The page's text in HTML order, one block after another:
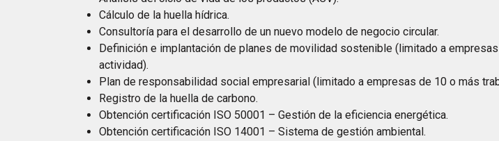
Cálculo de la huella hídrica.
Consultoría para el desarrollo de un nuevo modelo de negocio circular.
Definición e implantación de planes de movilidad sostenible (limitado a
actividad).
Plan de responsabilidad social empresarial (limitado a empresas de 10 o más
Registro de la huella de carbono.
Obtención certificación ISO 50001 – Gestión de la eficiencia energética.
Obtención certificación ISO 14001 – Sistema de gestión ambiental.